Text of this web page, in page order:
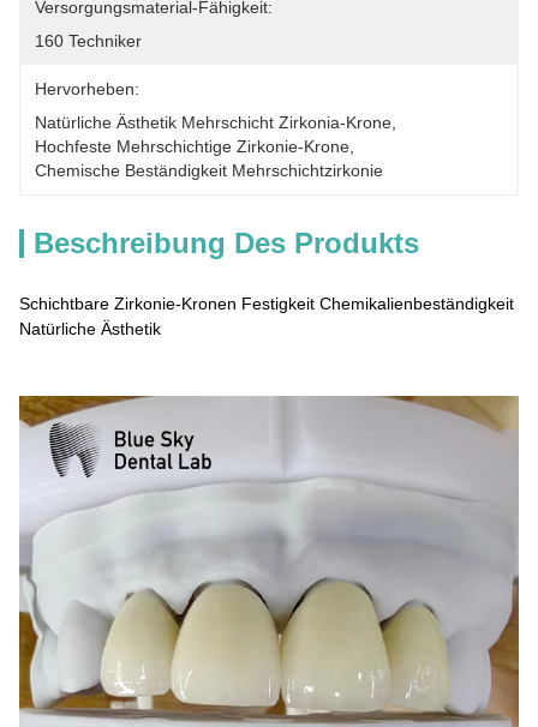
Versorgungsmaterial-Fähigkeit:
160 Techniker
Hervorheben:
Natürliche Ästhetik Mehrschicht Zirkonia-Krone
Hochfeste Mehrschichtige Zirkonie-Krone
Chemische Beständigkeit Mehrschichtzirkonie
Beschreibung Des Produkts
Schichtbare Zirkonie-Kronen Festigkeit Chemikalienbeständigkeit
Natürliche Ästhetik